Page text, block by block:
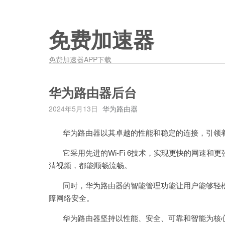
免费加速器
免费加速器APP下载
华为路由器后台
2024年5月13日 华为路由器
华为路由器以其卓越的性能和稳定的连接，引领
它采用先进的Wi-Fi 6技术，实现更快的网速和更
清视频，都能顺畅流畅。
同时，华为路由器的智能管理功能让用户能够轻
障网络安全。
华为路由器坚持以性能、安全、可靠和智能为核